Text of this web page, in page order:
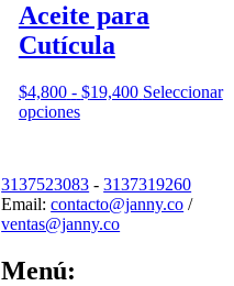
opciones
se
pueden
en
la
Aceite para
Cutícula
$4,800 - $19,400Rango
hasta
$19,400
Seleccionar
opcionesEste
variantes.
Las
opciones
3137523083 -3137319260
Email:contacto@janny.co /
ventas@janny.co
Menú: